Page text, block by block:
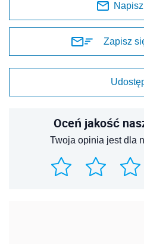
Zapisz
Oceń jakość
Twoja opinia jest dla